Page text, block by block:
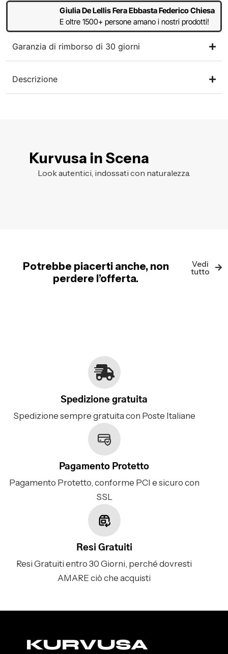
Giulia De Lellis Fera Ebbasta Federico Chiesa
E oltre 1500+ persone amano i nostri prodotti!
Garanzia di rimborso di 30 giorni
Descrizione
Kurvusa in Scena
Look autentici, indossati con naturalezza.
Potrebbe piacerti anche, non
perdere l’offerta.
Vedi
tutto
Spedizione gratuita
Spedizione sempre gratuita con Poste Italiane
Pagamento Protetto
Pagamento Protetto, conforme PCI e sicuro con
SSL
Resi Gratuiti
Resi Gratuiti entro 30 Giorni, perché dovresti
AMARE ciò che acquisti
KURVUSA